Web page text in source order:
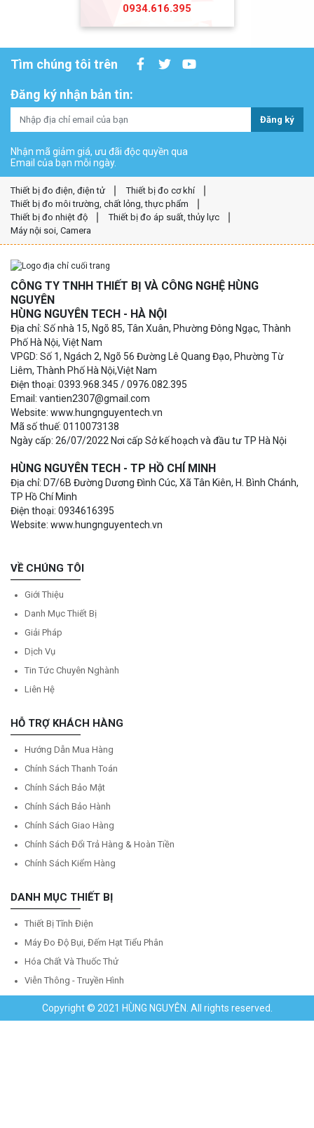
0934.616.395
Tìm chúng tôi trên
Đăng ký nhận bản tin:
Đăng ký
Nhận mã giảm giá, ưu đãi độc quyền qua
Email của bạn mỗi ngày.
Thiết bị đo điện, điện tử
Thiết bị đo cơ khí
Thiết bị đo môi trường, chất lỏng, thực phẩm
Thiết bị đo nhiệt độ
Thiết bị đo áp suất, thủy lực
Máy nội soi, Camera
CÔNG TY TNHH THIẾT BỊ VÀ CÔNG NGHỆ HÙNG
NGUYÊN
HÙNG NGUYÊN TECH - HÀ NỘI
Địa chỉ: Số nhà 15, Ngõ 85, Tân Xuân, Phường Đông Ngạc, Thành
Phố Hà Nội, Việt Nam
VPGD: Số 1, Ngách 2, Ngõ 56 Đường Lê Quang Đạo, Phường Từ
Liêm, Thành Phố Hà Nội,Việt Nam
Điện thoại: 0393.968.345 / 0976.082.395
Email: vantien2307@gmail.com
Website: www.hungnguyentech.vn
Mã số thuế: 0110073138
Ngày cấp: 26/07/2022 Nơi cấp Sở kế hoạch và đầu tư TP Hà Nội
HÙNG NGUYÊN TECH - TP HỒ CHÍ MINH
Địa chỉ: D7/6B Đường Dương Đình Cúc, Xã Tân Kiên, H. Bình Chánh,
TP Hồ Chí Minh
Điện thoại: 0934616395
Website: www.hungnguyentech.vn
VỀ CHÚNG TÔI
Giới Thiệu
Danh Mục Thiết Bị
Giải Pháp
Dịch Vụ
Tin Tức Chuyên Nghành
Liên Hệ
HỖ TRỢ KHÁCH HÀNG
Hướng Dẫn Mua Hàng
Chính Sách Thanh Toán
Chính Sách Bảo Mật
Chính Sách Bảo Hành
Chính Sách Giao Hàng
Chính Sách Đổi Trả Hàng & Hoàn Tiền
Chính Sách Kiểm Hàng
DANH MỤC THIẾT BỊ
Thiết Bị Tĩnh Điện
Máy Đo Độ Bụi, Đếm Hạt Tiểu Phân
Hóa Chất Và Thuốc Thử
Viễn Thông - Truyền Hình
Copyright © 2021 HÙNG NGUYÊN. All rights reserved.